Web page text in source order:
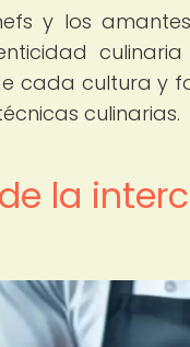
y los
cada cultura y
culinarias.
la